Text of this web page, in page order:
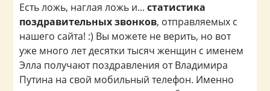
Есть ложь, наглая ложь и...статистика
поздравительных звонков, отправляемых с
нашего сайта! :) Вы можете не верить, но вот
уже много лет десятки тысяч женщин с именем
Элла получают поздравления от Владимира
Путина на свой мобильный телефон. Именно